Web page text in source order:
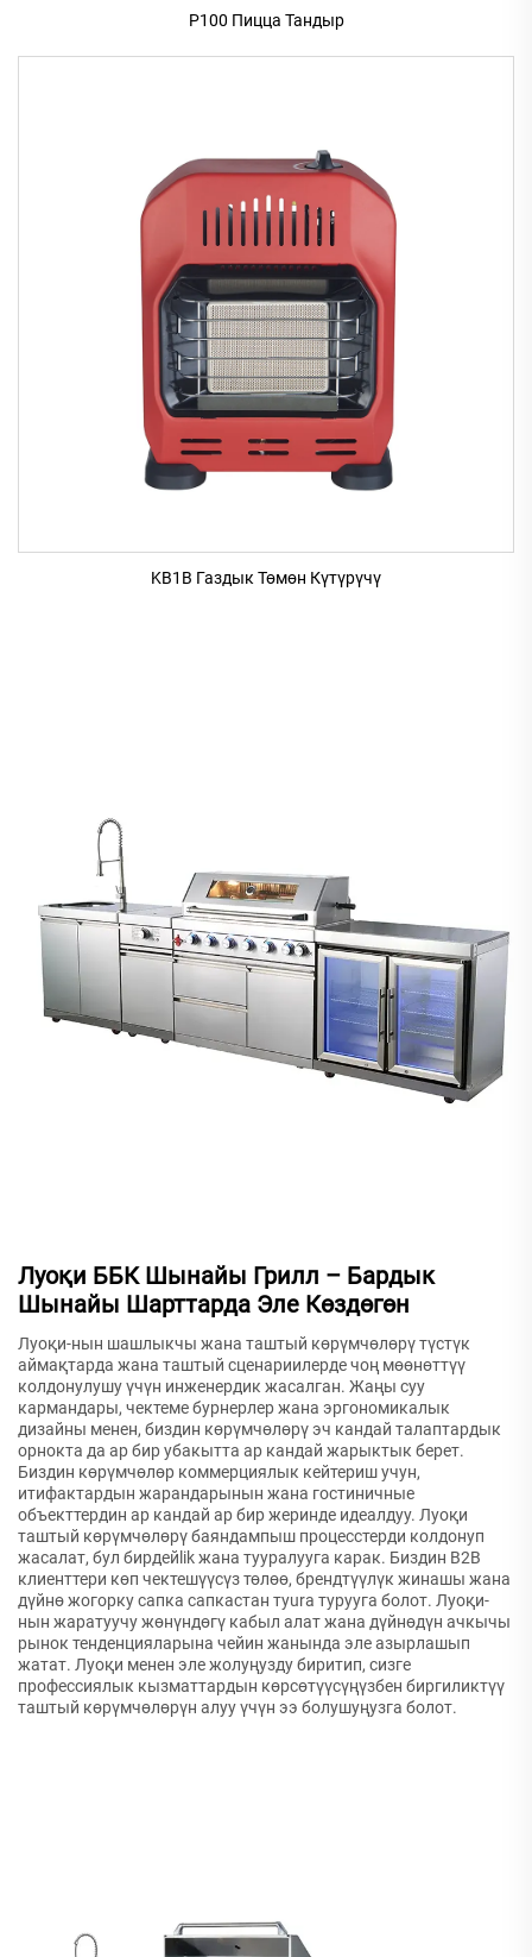
P100 Пицца Тандыр
KB1B Газдык Төмөн Күтүрүчү
Луоқи ББК Шынайы Грилл – Бардык
Шынайы Шарттарда Эле Көздөгөн
Луоқи-нын шашлыкчы жана таштый көрүмчөлөрү түстүк
аймақтарда жана таштый сценариилерде чоң мөөнөттүү
колдонулушу үчүн инженердик жасалган. Жаңы суу
кармандары, чектеме бурнерлер жана эргономикалык
дизайны менен, биздин көрүмчөлөрү эч кандай талаптардык
орнокта да ар бир убакытта ар кандай жарыктык берет.
Биздин көрүмчөлөр коммерциялык кейтериш учун,
итифактардын жарандарынын жана гостиничные
объекттердин ар кандай ар бир жеринде идеалдуу. Луоқи
таштый көрүмчөлөрү баяндампыш процесстерди колдонуп
жасалат, бул бирдейlik жана тууралууга карак. Биздин B2B
клиенттери көп чектешүүсүз төлөө, брендтүүлүк жинашы жана
дүйнө жогорку сапка сапкастан туura турууга болот. Луоқи-
нын жаратуучу жөнүндөгү кабыл алат жана дүйнөдүн ачкычы
рынок тенденцияларына чейин жанында эле азырлашып
жатат. Луоқи менен эле жолуңузду биритип, сизге
профессиялык кызматтардын көрсөтүүсүңүзбен биргиликтүү
таштый көрүмчөлөрүн алуу үчүн ээ болушуңузга болот.